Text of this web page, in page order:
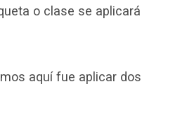
o clase se aplicará
aquí fue aplicar dos